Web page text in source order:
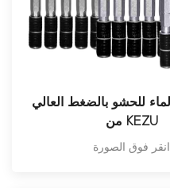
للحشو بالضغط العالي
من KEZU
انقر فوق الصورة